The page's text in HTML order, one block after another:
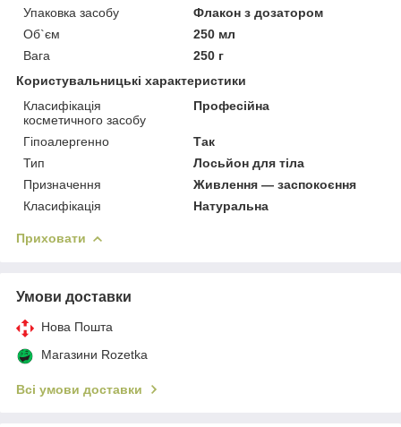
Упаковка засобу
Флакон з дозатором
Об`єм
250 мл
Вага
250 г
Користувальницькі характеристики
Класифікація
косметичного засобу
Професійна
Гіпоалергенно
Так
Тип
Лосьйон для тіла
Призначення
Живлення — заспокоєння
Класифікація
Натуральна
Приховати
Умови доставки
Нова Пошта
Магазини Rozetka
Всі умови доставки